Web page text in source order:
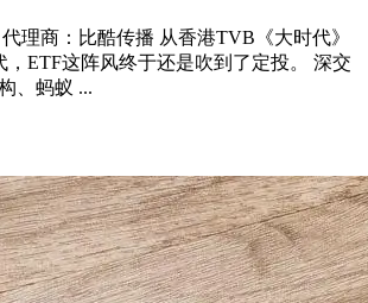
理商：比酷传播 从香港TVB《大时代》
，ETF这阵风终于还是吹到了定投。 深交
、蚂蚁 ...